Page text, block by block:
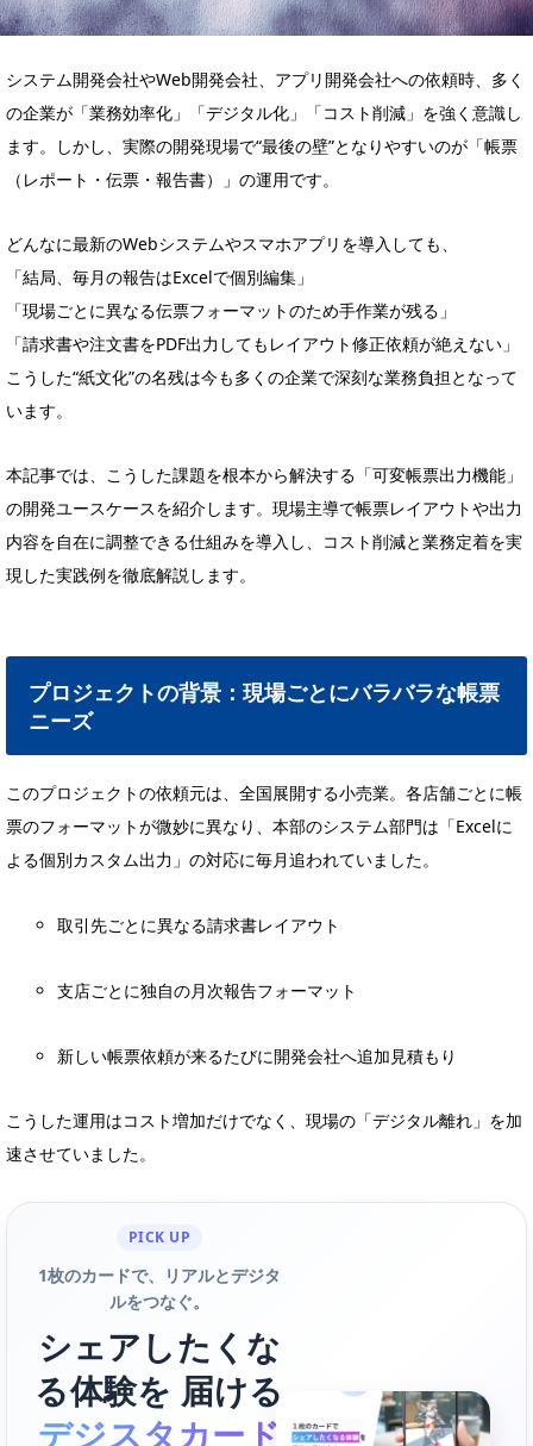
システム開発会社やWeb開発会社、アプリ開発会社への依頼時、多く
の企業が「業務効率化」「デジタル化」「コスト削減」を強く意識し
ます。しかし、実際の開発現場で“最後の壁”となりやすいのが「帳票
（レポート・伝票・報告書）」の運用です。
どんなに最新のWebシステムやスマホアプリを導入しても、
「結局、毎月の報告はExcelで個別編集」
「現場ごとに異なる伝票フォーマットのため手作業が残る」
「請求書や注文書をPDF出力してもレイアウト修正依頼が絶えない」
こうした“紙文化”の名残は今も多くの企業で深刻な業務負担となって
います。
本記事では、こうした課題を根本から解決する「可変帳票出力機能」
の開発ユースケースを紹介します。現場主導で帳票レイアウトや出力
内容を自在に調整できる仕組みを導入し、コスト削減と業務定着を実
現した実践例を徹底解説します。
プロジェクトの背景：現場ごとにバラバラな帳票
ニーズ
このプロジェクトの依頼元は、全国展開する小売業。各店舗ごとに帳
票のフォーマットが微妙に異なり、本部のシステム部門は「Excelに
よる個別カスタム出力」の対応に毎月追われていました。
取引先ごとに異なる請求書レイアウト
支店ごとに独自の月次報告フォーマット
新しい帳票依頼が来るたびに開発会社へ追加見積もり
こうした運用はコスト増加だけでなく、現場の「デジタル離れ」を加
速させていました。
PICK UP
1枚のカードで、リアルとデジタ
ルをつなぐ。
シェアしたくな
る体験を 届ける
デジスタカード